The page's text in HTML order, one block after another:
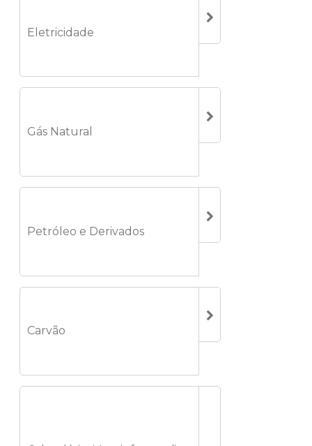
Eletricidade
Gás Natural
Petróleo e Derivados
Carvão